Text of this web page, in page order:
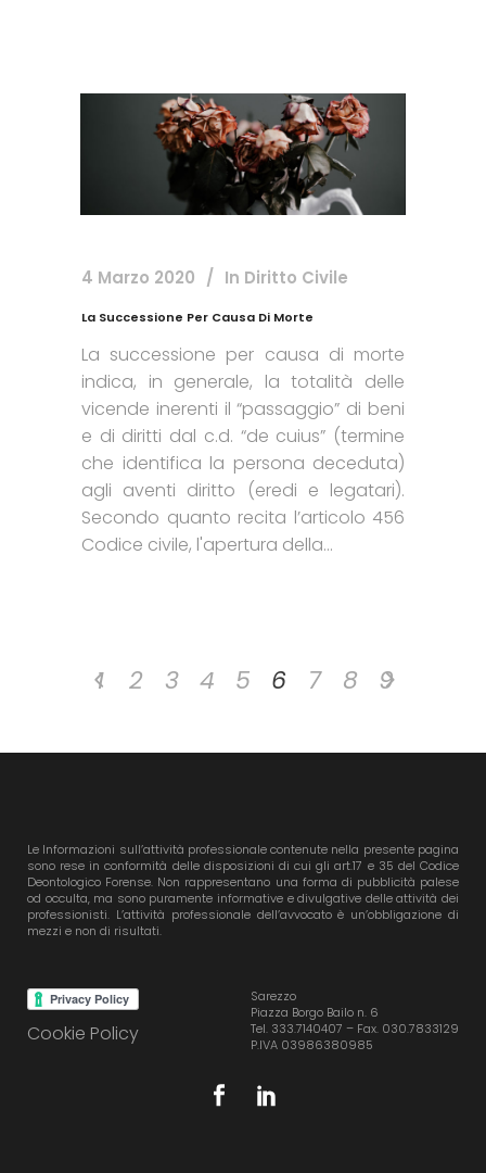
4 Marzo 2020 In Diritto Civile
La Successione Per Causa Di Morte
La successione per causa di morte
indica, in generale, la totalità delle
vicende inerenti il “passaggio” di beni
e di diritti dal c.d. “de cuius” (termine
che identifica la persona deceduta)
agli aventi diritto (eredi e legatari).
Secondo quanto recita l’articolo 456
Codice civile, l'apertura della...
1 2 3 4 5 6 7 8 9
Le Informazioni sull’attività professionale contenute nella presente pagina
sono rese in conformità delle disposizioni di cui gli art.17 e 35 del Codice
Deontologico Forense. Non rappresentano una forma di pubblicità palese
od occulta, ma sono puramente informative e divulgative delle attività dei
professionisti. L’attività professionale dell’avvocato è un’obbligazione di
mezzi e non di risultati.
Sarezzo
Piazza Borgo Bailo n. 6
Tel. 333.7140407 – Fax. 030.7833129
P.IVA 03986380985
Cookie Policy